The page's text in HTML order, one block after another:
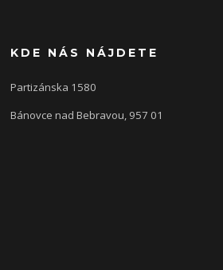
KDE NÁS NÁJDETE
Partizánska 1580
Bánovce nad Bebravou, 957 01